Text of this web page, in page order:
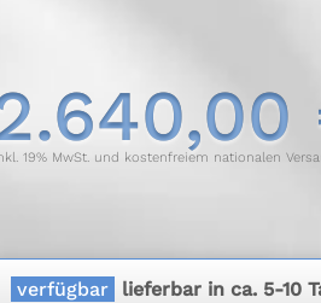
19% MwSt. und kostenfreiem nationalen
verfügbar lieferbar in ca. 5-10